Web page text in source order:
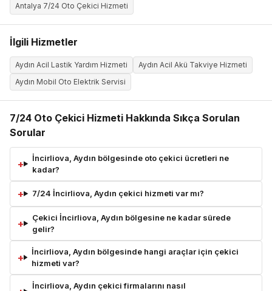
Antalya 7/24 Oto Çekici Hizmeti
İlgili Hizmetler
Aydın Acil Lastik Yardım Hizmeti
Aydın Acil Akü Takviye Hizmeti
Aydın Mobil Oto Elektrik Servisi
7/24 Oto Çekici Hizmeti Hakkında Sıkça Sorulan
Sorular
İncirliova, Aydın bölgesinde oto çekici ücretleri ne
kadar?
7/24 İncirliova, Aydın çekici hizmeti var mı?
Çekici İncirliova, Aydın bölgesine ne kadar sürede
gelir?
İncirliova, Aydın bölgesinde hangi araçlar için çekici
hizmeti var?
İncirliova, Aydın çekici firmalarını nasıl